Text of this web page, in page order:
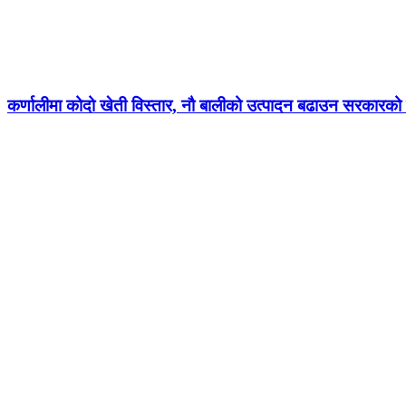
कर्णालीमा कोदो खेती विस्तार, नौ बालीको उत्पादन बढाउन